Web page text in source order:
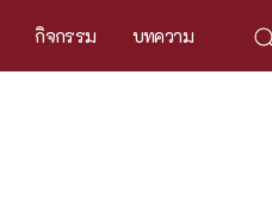
กิจกรรม บทความ